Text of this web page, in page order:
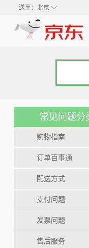
◇
送至： 北京
常见问题分
购物指南
订单百事通
配送方式
支付问题
发票问题
售后服务